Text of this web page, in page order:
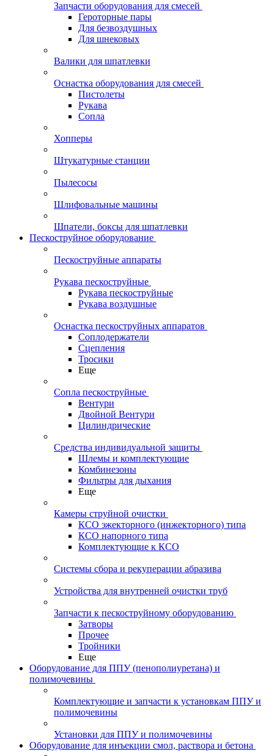
Запчасти оборудования для смесей
Героторные пары
Для безвоздушных
Для шнековых
Валики для шпатлевки
Оснастка оборудования для смесей
Пистолеты
Рукава
Сопла
Хопперы
Штукатурные станции
Пылесосы
Шлифовальные машины
Шпатели, боксы для шпатлевки
Пескоструйное оборудование
Пескоструйные аппараты
Рукава пескоструйные
Рукава пескоструйные
Рукава воздушные
Оснастка пескоструйных аппаратов
Соплодержатели
Сцепления
Тросики
Еще
Сопла пескоструйные
Вентури
Двойной Вентури
Цилиндрические
Средства индивидуальной защиты
Шлемы и комплектующие
Комбинезоны
Фильтры для дыхания
Еще
Камеры струйной очистки
КСО эжекторного (инжекторного) типа
КСО напорного типа
Комплектующие к КСО
Системы сбора и рекуперации абразива
Устройства для внутренней очистки труб
Запчасти к пескоструйному оборудованию
Затворы
Прочее
Тройники
Еще
Оборудование для ППУ (пенополиуретана) и
полимочевины
Комплектующие и запчасти к установкам ППУ и
полимочевины
Установки для ППУ и полимочевины
Оборудование для инъекции смол, раствора и бетона